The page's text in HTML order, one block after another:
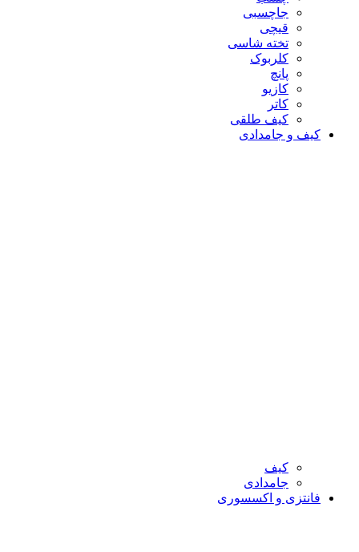
جاچسبی
قیچی
تخته شاسی
کلربوک
پانچ
کازیو
کاتر
کیف طلقی
کیف و جامدادی
کیف
جامدادی
فانتزی و اکسسوری